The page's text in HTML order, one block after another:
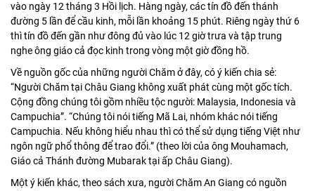
vào ngày 12 tháng 3 Hồi lịch. Hàng ngày, các tín đồ đến thánh
đường 5 lần để cầu kinh, mỗi lần khoảng 15 phút. Riêng ngày thứ 6
thì tín đồ đến gần như đông đủ vào lúc 12 giờ trưa và tập trung
nghe ông giáo cả đọc kinh trong vòng một giờ đồng hồ.
Về nguồn gốc của những người Chăm ở đây, có ý kiến chia sẻ:
“Người Chăm tại Châu Giang không xuất phát cùng một gốc tích.
Cộng đồng chúng tôi gồm nhiều tộc người: Malaysia, Indonesia và
Campuchia”. “Chúng tôi nói tiếng Mã Lai, nhóm khác nói tiếng
Campuchia. Nếu không hiểu nhau thì có thể sử dụng tiếng Việt như
ngôn ngữ phổ thông để trao đổi.” (theo lời của ông Mouhamach,
Giáo cả Thánh đường Mubarak tại ấp Châu Giang).
Một ý kiến khác, theo sách xưa, người Chăm An Giang có nguồn